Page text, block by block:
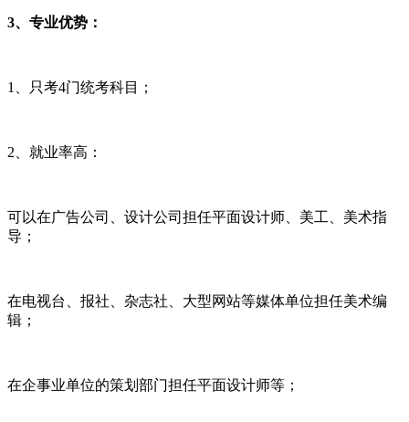
3、专业优势：
1、只考4门统考科目；
2、就业率高：
可以在广告公司、设计公司担任平面设计师、美工、美术指
导；
在电视台、报社、杂志社、大型网站等媒体单位担任美术编
辑；
在企事业单位的策划部门担任平面设计师等；